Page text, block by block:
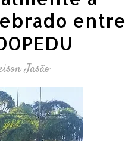
entre
Jasão